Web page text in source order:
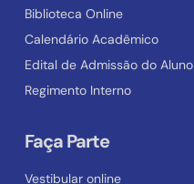
Biblioteca Online
Calendário Acadêmico
Edital de Admissão do Aluno
Regimento Interno
Faça Parte
Vestibular online